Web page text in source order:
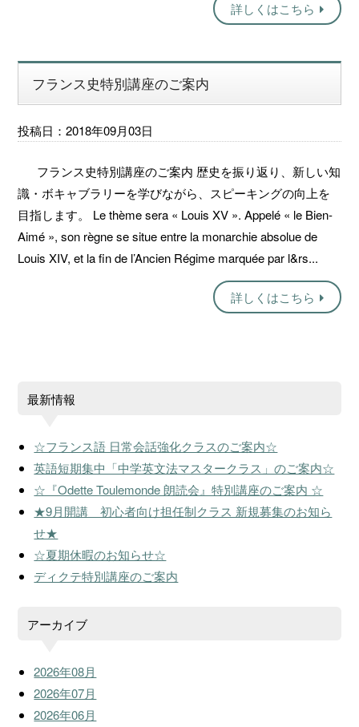
詳しくはこちら
フランス史特別講座のご案内
投稿日：2018年09月03日
フランス史特別講座のご案内 歴史を振り返り、新しい知
識・ボキャブラリーを学びながら、スピーキングの向上を
目指します。 Le thème sera « Louis XV ». Appelé « le Bien-
Aimé », son règne se situe entre la monarchie absolue de
Louis XIV, et la fin de l’Ancien Régime marquée par l&rs...
詳しくはこちら
最新情報
☆フランス語 日常会話強化クラスのご案内☆
英語短期集中「中学英文法マスタークラス」のご案内☆
☆『Odette Toulemonde 朗読会』特別講座のご案内 ☆
★9月開講 初心者向け担任制クラス 新規募集のお知ら
せ★
☆夏期休暇のお知らせ☆
ディクテ特別講座のご案内
アーカイブ
2026年08月
2026年07月
2026年06月